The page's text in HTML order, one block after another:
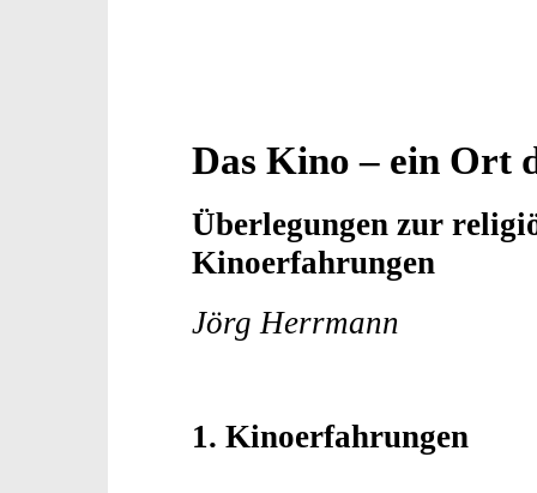
Das Kino – ein Ort
Überlegungen zur
Kinoerfahrungen
Jörg Herrmann
1. Kinoerfahrungen